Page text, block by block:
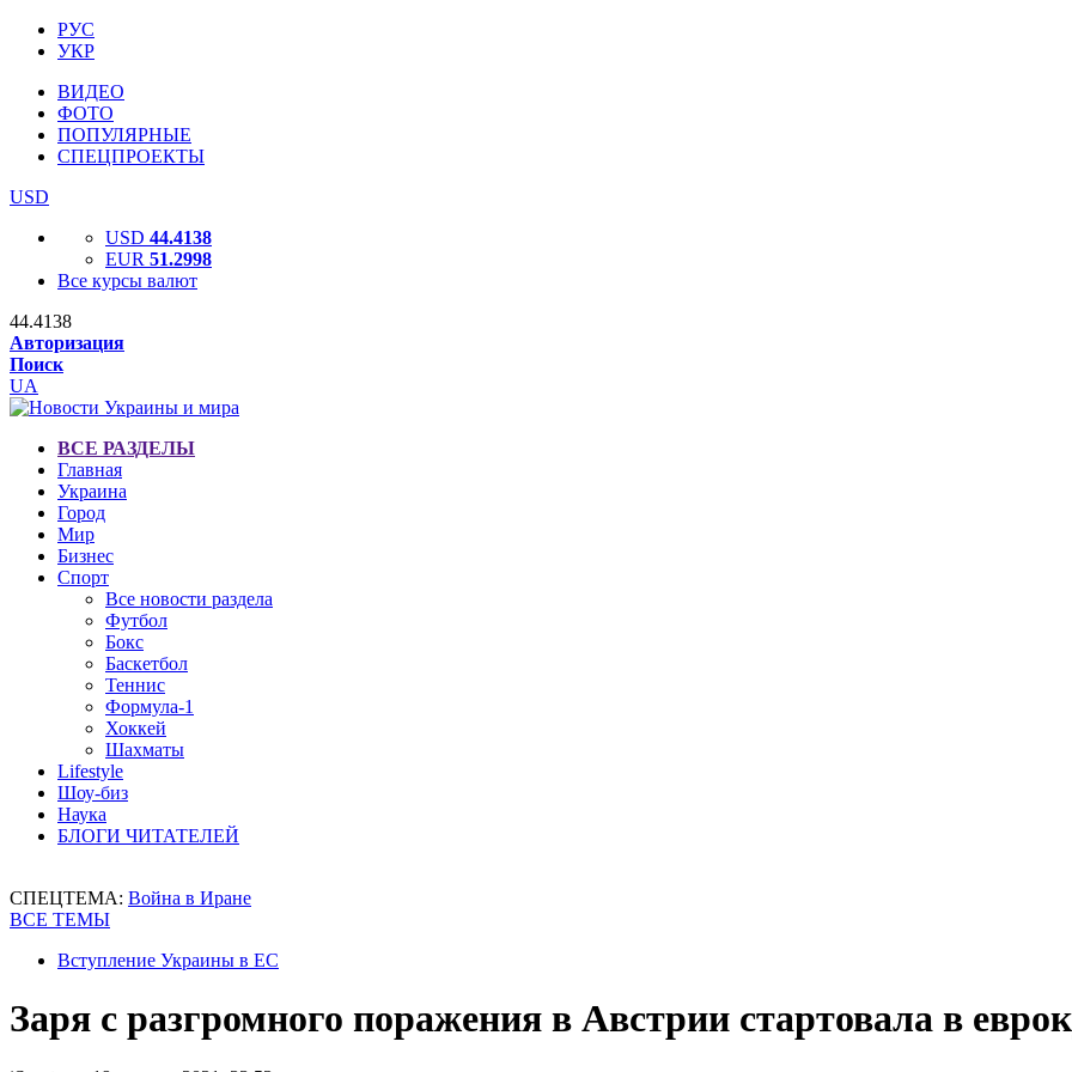
РУС
УКР
ВИДЕО
ФОТО
ПОПУЛЯРНЫЕ
СПЕЦПРОЕКТЫ
USD
USD 44.4138
EUR 51.2998
Все курсы валют
44.4138
Авторизация
Поиск
UA
ВСЕ РАЗДЕЛЫ
Главная
Украина
Город
Мир
Бизнес
Спорт
Все новости раздела
Футбол
Бокс
Баскетбол
Теннис
Формула-1
Хоккей
Шахматы
Lifestyle
Шоу-биз
Наука
БЛОГИ ЧИТАТЕЛЕЙ
СПЕЦТЕМА: Война в Иране
ВСЕ ТЕМЫ
Вступление Украины в ЕС
Заря с разгромного поражения в Австрии стартовала в